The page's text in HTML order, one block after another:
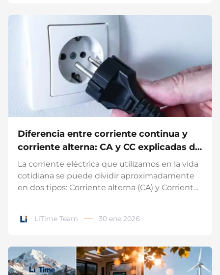
geraten, und der globale Energiemarkt gerät
in kurzer Zeit unter spürbaren Druck. Das
heißt aber nicht, dass man dem ausgeliefert
ist. Der wichtigste Hebel ist, die Abhängigkeit
von fossilen Energieträgern (Erdgas und Öl)
Schritt für Schritt zu reduzieren – durch
weniger Verbrauch, mehr Elektrifizierung und
erneuerbare Energien, plus eine „Reserve“ für
Zeiten, in denen Energie teuer oder knapp ist.
Diferencia entre corriente continua y
corriente alterna: CA y CC explicadas de
forma sencilla
La corriente eléctrica que utilizamos en la vida
cotidiana se puede dividir aproximadamente
en dos tipos: Corriente alterna (CA) y Corriente
que los smartphones, portátiles, routers y
Aunque rara vez nos damos cuenta de ello en
la vida cotidiana, la CA y la CC son
prácticamente omnipresentes. En cuanto
LiTime Team 30 ene 2026